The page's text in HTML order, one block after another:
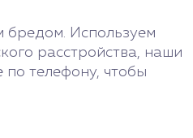
бредом. Используем
расстройства, наши
телефону, чтобы